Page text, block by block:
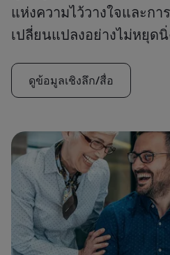
แห่งความไว้วางใจและกา
เปลี่ยนแปลงอย่างไม่หยุดนิ่
ดูข้อมูลเชิงลึก/สื่อ